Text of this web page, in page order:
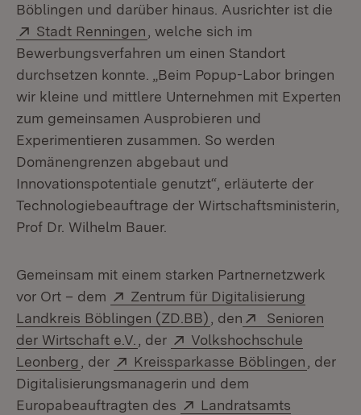
Böblingen und darüber hinaus. Ausrichter ist die
Extern:
Stadt Renningen (Öffnet in neuem Fenster)
, welche sich im
Bewerbungsverfahren um einen Standort
durchsetzen konnte. „Beim Popup-Labor bringen
wir kleine und mittlere Unternehmen mit Experten
zum gemeinsamen Ausprobieren und
Experimentieren zusammen. So werden
Domänengrenzen abgebaut und
Innovationspotentiale genutzt“, erläuterte der
Technologiebeauftrage der Wirtschaftsministerin,
Prof Dr. Wilhelm Bauer.
Gemeinsam mit einem starken Partnernetzwerk
vor Ort – dem
Extern:
Zentrum für Digitalisierung
Landkreis Böblingen (ZD.BB) (Öffnet in neuem
, den Extern:
Senioren
der Wirtschaft e.V.
(Öffnet in neuem Fenster)
, der Extern:
Volkshochschule
Leonberg (Öffnet in neuem Fenster)
, der Extern:
Kreissparkasse Böblingen (Öffnet
, der
Digitalisierungsmanagerin und dem
Europabeauftragten des
Extern:
Landratsamts